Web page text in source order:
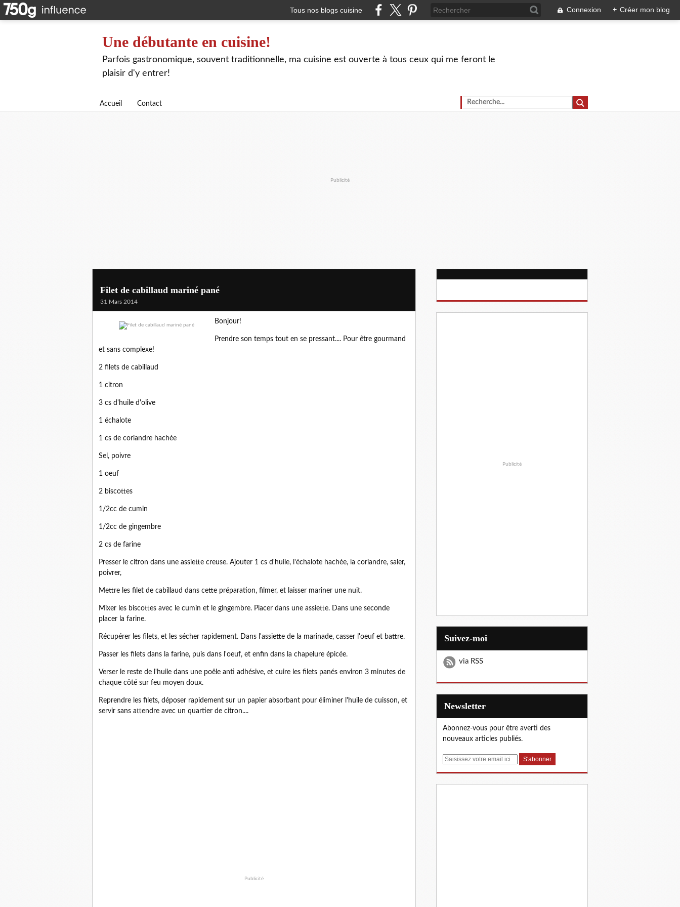
Tous nos blogs cuisine Connexion + Créer mon blog
Une débutante en cuisine!
Parfois gastronomique, souvent traditionnelle, ma cuisine est ouverte à tous ceux qui me feront le
plaisir d'y entrer!
Accueil Contact
Publicité
Filet de cabillaud mariné pané
31 Mars 2014
Bonjour!
Prendre son temps tout en se pressant.... Pour être gourmand
et sans complexe!
2 filets de cabillaud
1 citron
3 cs d'huile d'olive
1 échalote
1 cs de coriandre hachée
Sel, poivre
1 oeuf
2 biscottes
1/2cc de cumin
1/2cc de gingembre
2 cs de farine
Presser le citron dans une assiette creuse. Ajouter 1 cs d'huile, l'échalote hachée, la coriandre, saler,
poivrer,
Mettre les filet de cabillaud dans cette préparation, filmer, et laisser mariner une nuit.
Mixer les biscottes avec le cumin et le gingembre. Placer dans une assiette. Dans une seconde
placer la farine.
Récupérer les filets, et les sécher rapidement. Dans l'assiette de la marinade, casser l'oeuf et battre.
Passer les filets dans la farine, puis dans l'oeuf, et enfin dans la chapelure épicée.
Verser le reste de l'huile dans une poêle anti adhésive, et cuire les filets panés environ 3 minutes de
chaque côté sur feu moyen doux.
Reprendre les filets, déposer rapidement sur un papier absorbant pour éliminer l'huile de cuisson, et
servir sans attendre avec un quartier de citron....
Publicité
Publicité
Suivez-moi
via RSS
Newsletter
Abonnez-vous pour être averti des
nouveaux articles publiés.
E